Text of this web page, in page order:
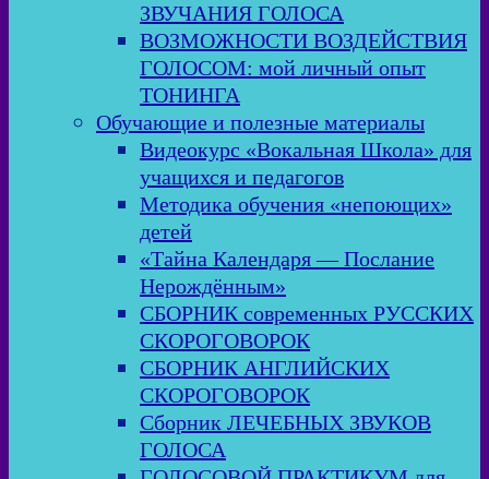
ЗВУЧАНИЯ ГОЛОСА
ВОЗМОЖНОСТИ ВОЗДЕЙСТВИЯ
ГОЛОСОМ: мой личный опыт
ТОНИНГА
Обучающие и полезные материалы
Видеокурс «Вокальная Школа» для
учащихся и педагогов
Методика обучения «непоющих»
детей
«Тайна Календаря — Послание
Нерождённым»
СБОРНИК современных РУССКИХ
СКОРОГОВОРОК
СБОРНИК АНГЛИЙСКИХ
СКОРОГОВОРОК
Сборник ЛЕЧЕБНЫХ ЗВУКОВ
ГОЛОСА